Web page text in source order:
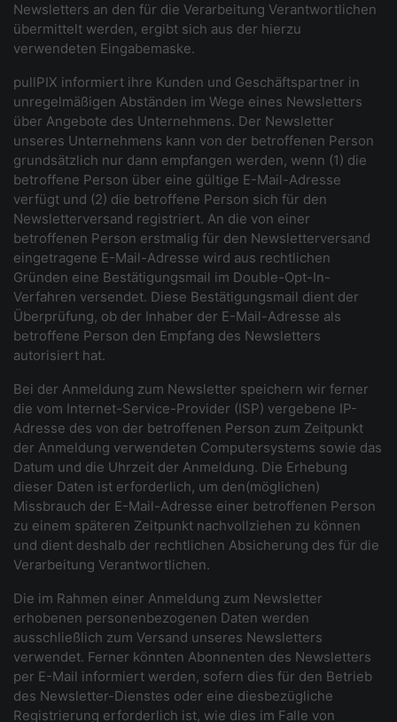
Newsletters an den für die Verarbeitung Verantwortlichen
übermittelt werden, ergibt sich aus der hierzu
verwendeten Eingabemaske.
pullPIX informiert ihre Kunden und Geschäftspartner in
unregelmäßigen Abständen im Wege eines Newsletters
über Angebote des Unternehmens. Der Newsletter
unseres Unternehmens kann von der betroffenen Person
grundsätzlich nur dann empfangen werden, wenn (1) die
betroffene Person über eine gültige E-Mail-Adresse
verfügt und (2) die betroffene Person sich für den
Newsletterversand registriert. An die von einer
betroffenen Person erstmalig für den Newsletterversand
eingetragene E-Mail-Adresse wird aus rechtlichen
Gründen eine Bestätigungsmail im Double-Opt-In-
Verfahren versendet. Diese Bestätigungsmail dient der
Überprüfung, ob der Inhaber der E-Mail-Adresse als
betroffene Person den Empfang des Newsletters
autorisiert hat.
Bei der Anmeldung zum Newsletter speichern wir ferner
die vom Internet-Service-Provider (ISP) vergebene IP-
Adresse des von der betroffenen Person zum Zeitpunkt
der Anmeldung verwendeten Computersystems sowie das
Datum und die Uhrzeit der Anmeldung. Die Erhebung
dieser Daten ist erforderlich, um den(möglichen)
Missbrauch der E-Mail-Adresse einer betroffenen Person
zu einem späteren Zeitpunkt nachvollziehen zu können
und dient deshalb der rechtlichen Absicherung des für die
Verarbeitung Verantwortlichen.
Die im Rahmen einer Anmeldung zum Newsletter
erhobenen personenbezogenen Daten werden
ausschließlich zum Versand unseres Newsletters
verwendet. Ferner könnten Abonnenten des Newsletters
per E-Mail informiert werden, sofern dies für den Betrieb
des Newsletter-Dienstes oder eine diesbezügliche
Registrierung erforderlich ist, wie dies im Falle von